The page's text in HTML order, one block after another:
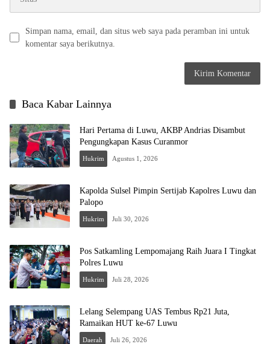
Simpan nama, email, dan situs web saya pada peramban ini untuk
komentar saya berikutnya.
Baca Kabar Lainnya
Hari Pertama di Luwu, AKBP Andrias Disambut
Pengungkapan Kasus Curanmor
Hukrim Agustus 1, 2026
Kapolda Sulsel Pimpin Sertijab Kapolres Luwu dan
Palopo
Hukrim Juli 30, 2026
Pos Satkamling Lempomajang Raih Juara I Tingkat
Polres Luwu
Hukrim Juli 28, 2026
Lelang Selempang UAS Tembus Rp21 Juta,
Ramaikan HUT ke-67 Luwu
Daerah Juli 26, 2026